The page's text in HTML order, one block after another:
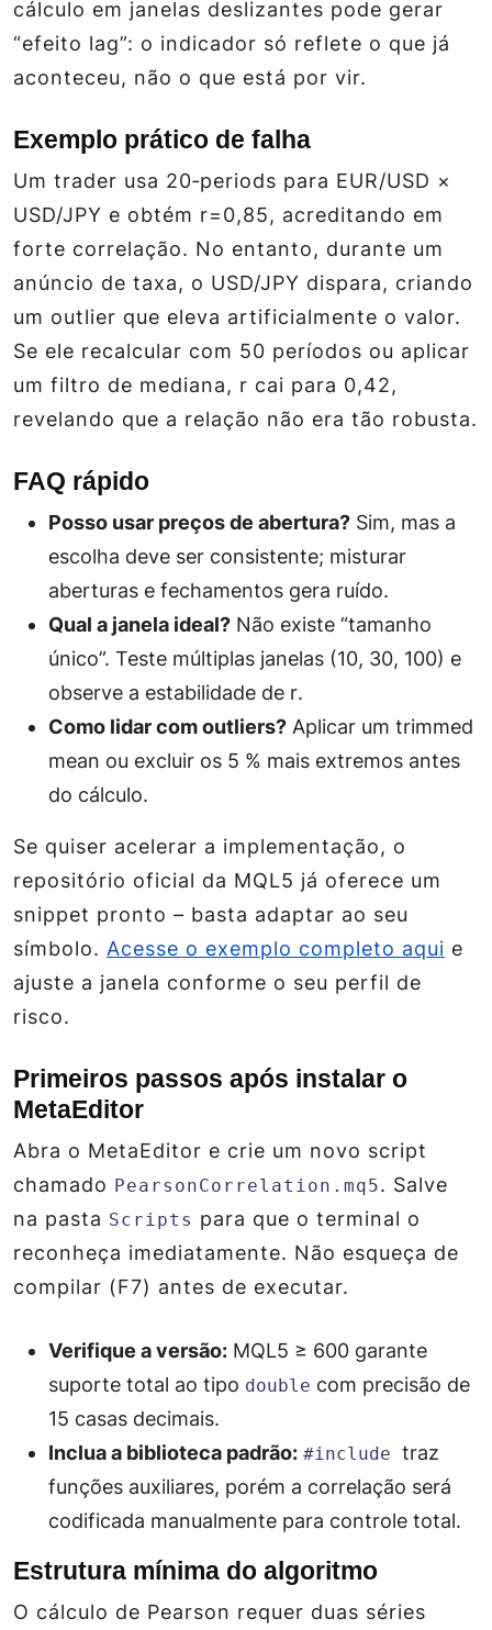
cálculo em janelas deslizantes pode gerar
“efeito lag”: o indicador só reflete o que já
aconteceu, não o que está por vir.
Exemplo prático de falha
Um trader usa 20‑periods para EUR/USD ×
USD/JPY e obtém r=0,85, acreditando em
forte correlação. No entanto, durante um
anúncio de taxa, o USD/JPY dispara, criando
um outlier que eleva artificialmente o valor.
Se ele recalcular com 50 períodos ou aplicar
um filtro de mediana, r cai para 0,42,
revelando que a relação não era tão robusta.
FAQ rápido
Posso usar preços de abertura? Sim, mas a
escolha deve ser consistente; misturar
aberturas e fechamentos gera ruído.
Qual a janela ideal? Não existe “tamanho
único”. Teste múltiplas janelas (10, 30, 100) e
observe a estabilidade de r.
Como lidar com outliers? Aplicar um trimmed
mean ou excluir os 5 % mais extremos antes
do cálculo.
Se quiser acelerar a implementação, o
repositório oficial da MQL5 já oferece um
snippet pronto – basta adaptar ao seu
símbolo. Acesse o exemplo completo aqui e
ajuste a janela conforme o seu perfil de
risco.
Primeiros passos após instalar o
MetaEditor
Abra o MetaEditor e crie um novo script
chamado PearsonCorrelation.mq5. Salve
na pasta Scripts para que o terminal o
reconheça imediatamente. Não esqueça de
compilar (F7) antes de executar.
Verifique a versão: MQL5 ≥ 600 garante
suporte total ao tipo double com precisão de
15 casas decimais.
Inclua a biblioteca padrão: #include traz
funções auxiliares, porém a correlação será
codificada manualmente para controle total.
Estrutura mínima do algoritmo
O cálculo de Pearson requer duas séries